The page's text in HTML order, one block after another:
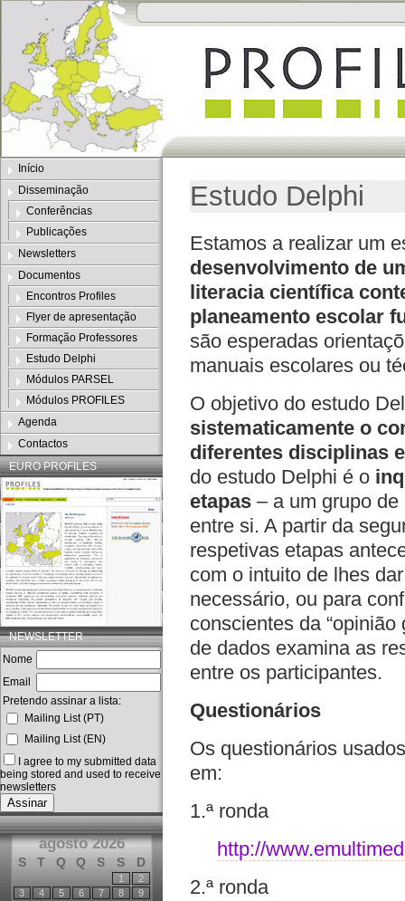
Estudo Delphi
Estamos a realizar um
desenvolvimento de
literacia científica
planeamento escolar
são esperadas
manuais escolares ou
O objetivo do estudo
sistematicamente o
diferentes disciplinas
do estudo Delphi é o
etapas – a um grupo
entre si. A partir da
respetivas etapas
com o intuito de lhes
necessário, ou para
conscientes da
de dados examina as
entre os participantes.
Questionários
Os questionários
em:
1.ª ronda
http://
2.ª ronda
Início
Disseminação
Conferências
Publicações
Newsletters
Documentos
Encontros Profiles
Flyer de apresentação
Formação Professores
Estudo Delphi
Módulos PARSEL
Módulos PROFILES
Agenda
Contactos
EURO PROFILES
NEWSLETTER
Nome
Email
Pretendo assinar a lista:
Mailing List (PT)
Mailing List (EN)
I agree to my submitted data
being stored and used to receive
newsletters
agosto 2026
S T Q Q S S D
1
2
3
4 5 6 7 8
9